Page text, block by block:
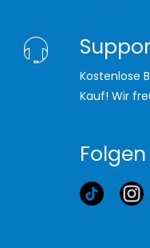
Kostenlose
Kauf! Wir